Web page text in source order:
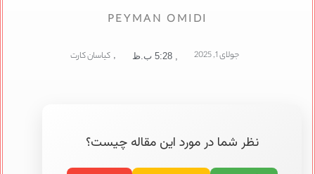
PEYMAN OMIDI
جولای 1, 2025 5:28 ب.ظ , کیاسان کارت
نظر شما در مورد این مقاله چیست؟